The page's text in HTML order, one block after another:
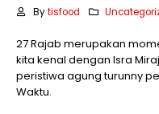
By tisfood
27 Rajab merupakan
kita kenal dengan Isra
peristiwa agung turunny
Waktu.